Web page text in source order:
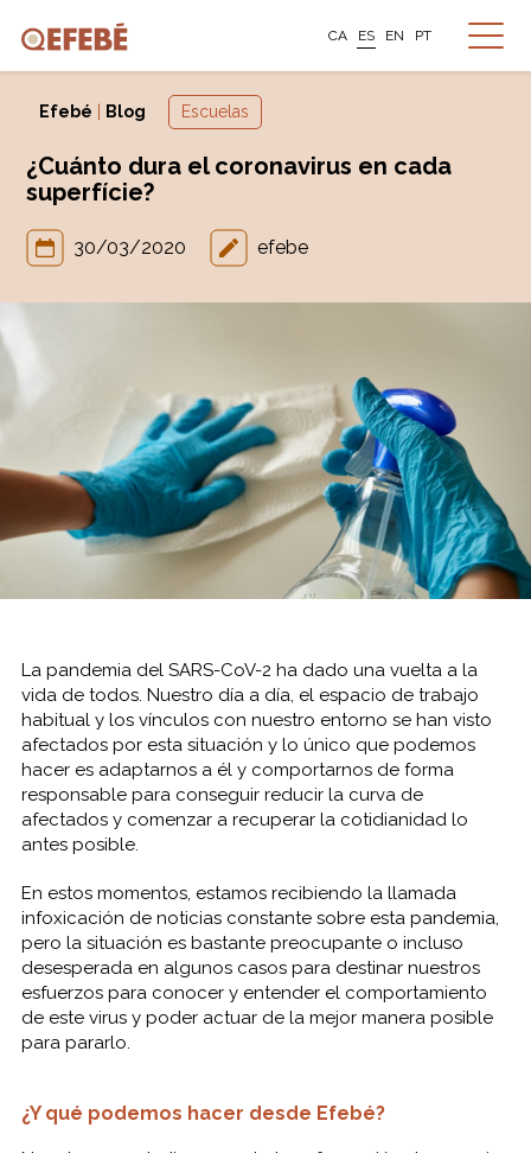
CA ES EN PT
Efebé Blog Escuelas
¿Cuánto dura el coronavirus en cada
superfície?
30/03/2020 efebe
La pandemia del SARS-CoV-2 ha dado una vuelta a la
vida de todos. Nuestro día a día, el espacio de trabajo
habitual y los vínculos con nuestro entorno se han visto
afectados por esta situación y lo único que podemos
hacer es adaptarnos a él y comportarnos de forma
responsable para conseguir reducir la curva de
afectados y comenzar a recuperar la cotidianidad lo
antes posible.
En estos momentos, estamos recibiendo la llamada
infoxicación de noticias constante sobre esta pandemia,
pero la situación es bastante preocupante o incluso
desesperada en algunos casos para destinar nuestros
esfuerzos para conocer y entender el comportamiento
de este virus y poder actuar de la mejor manera posible
para pararlo.
¿Y qué podemos hacer desde Efebé?